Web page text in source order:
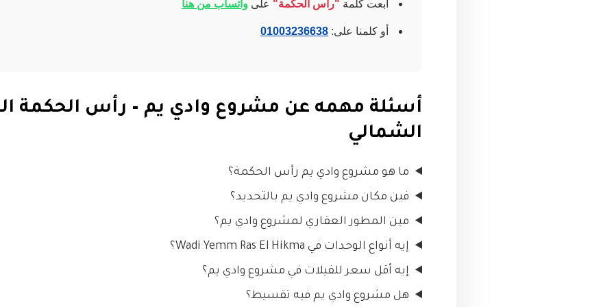
ابعت كلمة "راس الحكمة" على واتساب من هنا
أو كلمنا على: 01003236638
أسئلة مهمه عن مشروع وادي يم – رأس الحكمة
الشمالي
ما هو مشروع وادي يم رأس الحكمة؟
فين مكان مشروع وادي يم بالتحديد؟
مين المطور العقاري لمشروع وادي يم؟
إيه أنواع الوحدات في Wadi Yemm Ras El Hikma؟
إيه أقل سعر للفيلات في مشروع وادي يم؟
هل مشروع وادي يم فيه تقسيط؟